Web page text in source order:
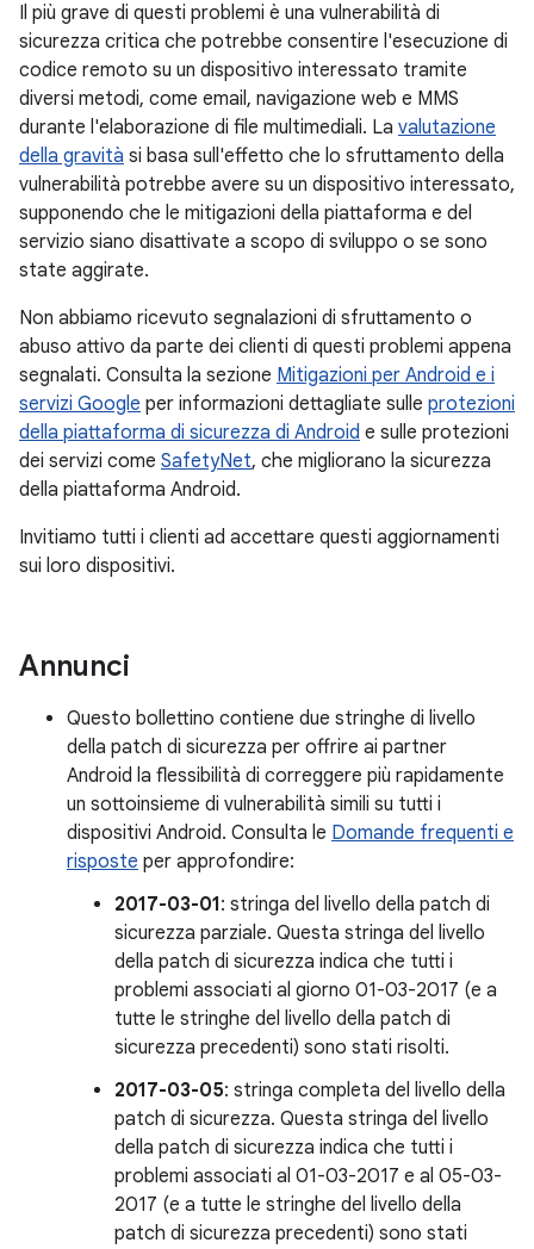
Il più grave di questi problemi è una vulnerabilità di
sicurezza critica che potrebbe consentire l'esecuzione di
codice remoto su un dispositivo interessato tramite
diversi metodi, come email, navigazione web e MMS
durante l'elaborazione di file multimediali. La valutazione
della gravità si basa sull'effetto che lo sfruttamento della
vulnerabilità potrebbe avere su un dispositivo interessato,
supponendo che le mitigazioni della piattaforma e del
servizio siano disattivate a scopo di sviluppo o se sono
state aggirate.
Non abbiamo ricevuto segnalazioni di sfruttamento o
abuso attivo da parte dei clienti di questi problemi appena
segnalati. Consulta la sezione Mitigazioni per Android e i
servizi Google per informazioni dettagliate sulle protezioni
della piattaforma di sicurezza di Android e sulle protezioni
dei servizi come SafetyNet, che migliorano la sicurezza
della piattaforma Android.
Invitiamo tutti i clienti ad accettare questi aggiornamenti
sui loro dispositivi.
Annunci
Questo bollettino contiene due stringhe di livello
della patch di sicurezza per offrire ai partner
Android la flessibilità di correggere più rapidamente
un sottoinsieme di vulnerabilità simili su tutti i
dispositivi Android. Consulta le Domande frequenti e
risposte per approfondire:
2017-03-01: stringa del livello della patch di
sicurezza parziale. Questa stringa del livello
della patch di sicurezza indica che tutti i
problemi associati al giorno 01-03-2017 (e a
tutte le stringhe del livello della patch di
sicurezza precedenti) sono stati risolti.
2017-03-05: stringa completa del livello della
patch di sicurezza. Questa stringa del livello
della patch di sicurezza indica che tutti i
problemi associati al 01-03-2017 e al 05-03-
2017 (e a tutte le stringhe del livello della
patch di sicurezza precedenti) sono stati